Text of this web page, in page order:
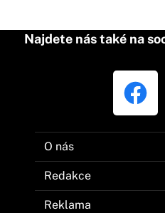
Najdete nás také na
O nás
Redakce
Reklama